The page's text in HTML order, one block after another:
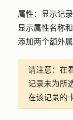
属性 ：显示记
显示属性名称
添加两个额外属
请注意： 在
记录未为所
在该记录的